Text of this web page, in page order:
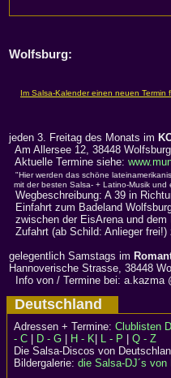
Wolfsburg:
jeden 3. Freitag des Monats im
Am Allersee 12, 38448 Wolfsburg
Aktuelle Termine siehe:
"Hier werden das schöne
mit der besten Salsa- + Latino-Musik
Wegbeschreibung: A 39 in
Einfahrt zum Badeland
zwischen der EisArena und
Zufahrt (ab Schild: Anlieger
gelegentlich Samstags im
Hannoverische Strasse, 38448
Info von / Termine bei: a.kazma
Deutschland
Adressen + Termine: Clublisten
- C | D - G | H - K| L - P | Q - Z
Die Salsa-Discos von
Bildergalerie: die Salsa-DJ´s von